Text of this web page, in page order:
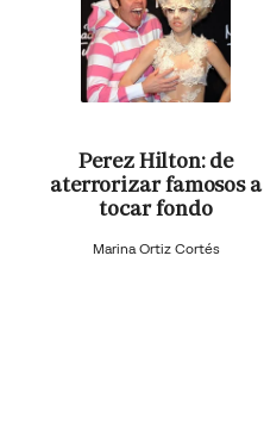
Perez Hilton: de
aterrorizar famosos a
tocar fondo
Marina Ortiz Cortés